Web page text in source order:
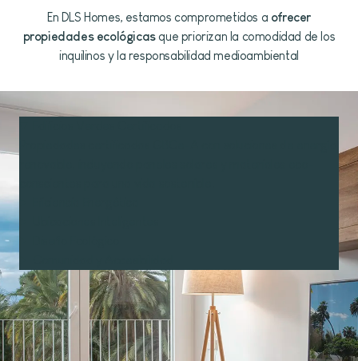
En DLS Homes, estamos comprometidos a ofrecer
propiedades ecológicasque priorizan la comodidad de los
inquilinos y la responsabilidad medioambiental